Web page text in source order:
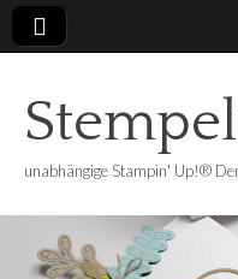
unabhängige Stampin' Up!®